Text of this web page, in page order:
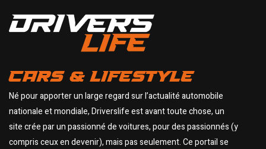
CARS & LIFESTYLE
Né pour apporter un large regard sur l’actualité automobile
nationale et mondiale, Driverslife est avant toute chose, un
site crée par un passionné de voitures, pour des passionnés (y
compris ceux en devenir), mais pas seulement. Ce portail se